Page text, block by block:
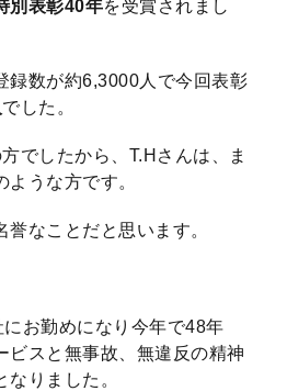
別表彰40年を受賞されまし
録数が約6,3000人で今回表彰
でした。
でしたから、T.Hさんは、ま
うな方です。
なことだと思います。
お勤めになり今年で48年
ビスと無事故、無違反の精神
りました。